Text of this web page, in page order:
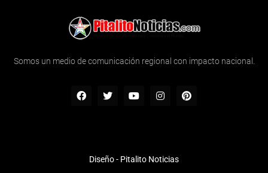
Somos un medio de comunicación regional con impacto nacional.
Diseño - Pitalito Noticias